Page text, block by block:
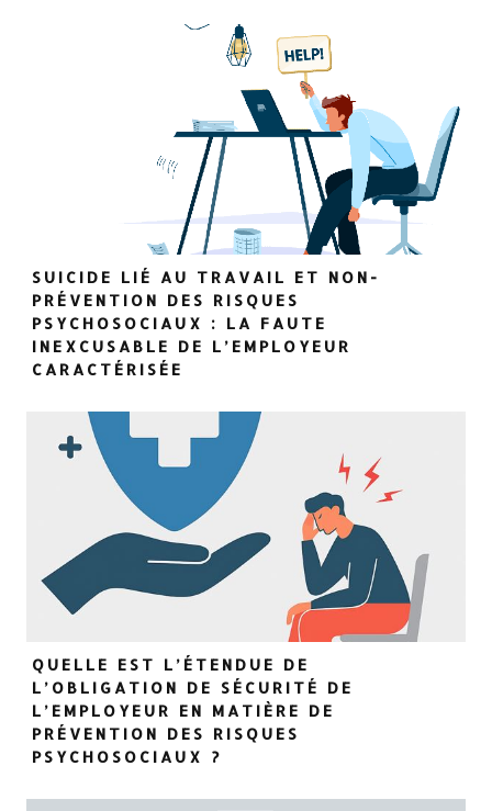
SUICIDE LIÉ AU TRAVAIL ET NON-
PRÉVENTION DES RISQUES
PSYCHOSOCIAUX : LA FAUTE
INEXCUSABLE DE L’EMPLOYEUR
CARACTÉRISÉE
QUELLE EST L’ÉTENDUE DE
L’OBLIGATION DE SÉCURITÉ DE
L’EMPLOYEUR EN MATIÈRE DE
PRÉVENTION DES RISQUES
PSYCHOSOCIAUX ?